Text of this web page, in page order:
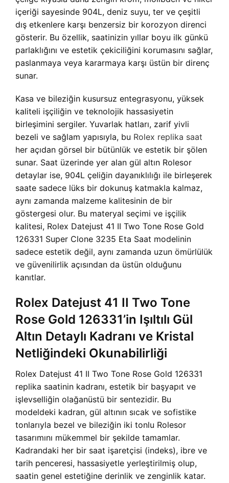
içeriği sayesinde 904L, deniz suyu, ter ve çeşitli
dış etkenlere karşı benzersiz bir korozyon direnci
gösterir. Bu özellik, saatinizin yıllar boyu ilk günkü
parlaklığını ve estetik çekiciliğini korumasını sağlar,
paslanmaya veya kararmaya karşı üstün bir direnç
sunar.
Kasa ve bileziğin kusursuz entegrasyonu, yüksek
kaliteli işçiliğin ve teknolojik hassasiyetin
birleşimini sergiler. Yuvarlak hatları, zarif yivli
bezeli ve sağlam yapısıyla, bu Rolex replika saat
her açıdan görsel bir bütünlük ve estetik bir şölen
sunar. Saat üzerinde yer alan gül altın Rolesor
detaylar ise, 904L çeliğin dayanıklılığı ile birleşerek
saate sadece lüks bir dokunuş katmakla kalmaz,
aynı zamanda malzeme kalitesinin de bir
göstergesi olur. Bu materyal seçimi ve işçilik
kalitesi, Rolex Datejust 41 II Two Tone Rose Gold
126331 Super Clone 3235 Eta Saat modelinin
sadece estetik değil, aynı zamanda uzun ömürlülük
ve güvenilirlik açısından da üstün olduğunu
kanıtlar.
Rolex Datejust 41 II Two Tone
Rose Gold 126331’in Işıltılı Gül
Altın Detaylı Kadranı ve Kristal
Netliğindeki Okunabilirliği
Rolex Datejust 41 II Two Tone Rose Gold 126331
replika saatinin kadranı, estetik bir başyapıt ve
işlevselliğin olağanüstü bir sentezidir. Bu
modeldeki kadran, gül altının sıcak ve sofistike
tonlarıyla bezel ve bileziğin iki tonlu Rolesor
tasarımını mükemmel bir şekilde tamamlar.
Kadrandaki her bir saat işaretçisi (indeks), ibre ve
tarih penceresi, hassasiyetle yerleştirilmiş olup,
saatin genel estetiğine derinlik ve zenginlik katar.